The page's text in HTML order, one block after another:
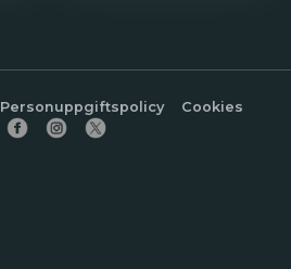
Personuppgiftspolicy Cookies